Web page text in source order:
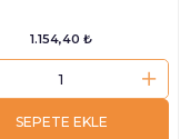
1.154,40 ₺
SEPETE EKLE